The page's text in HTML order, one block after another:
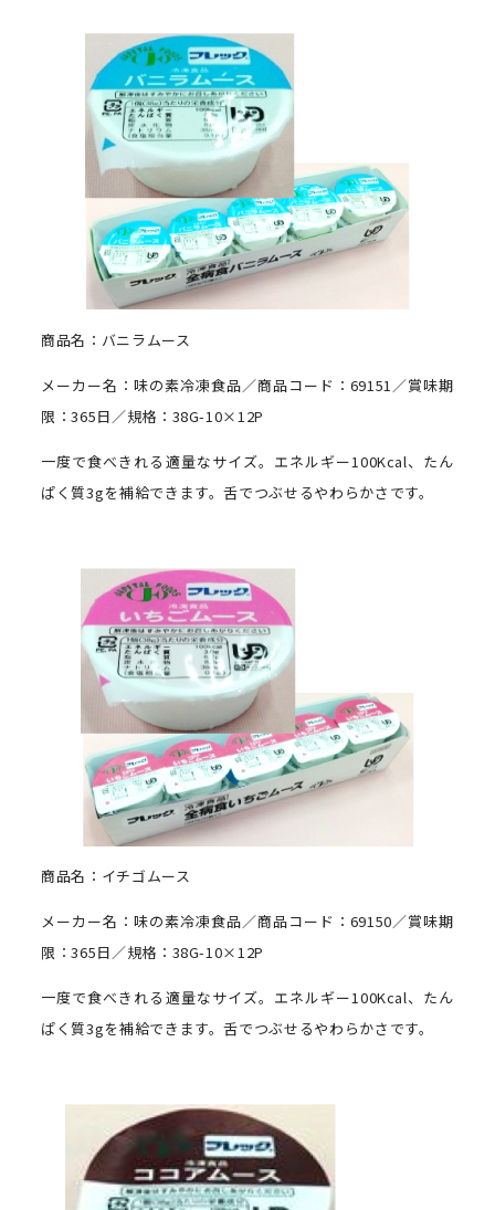
商品名：バニラムース
メーカー名：味の素冷凍食品／商品コード：69151／賞味期
限：365日／規格：38G-10×12P
一度で食べきれる適量なサイズ。エネルギー100Kcal、たん
ぱく質3gを補給できます。舌でつぶせるやわらかさです。
商品名：イチゴムース
メーカー名：味の素冷凍食品／商品コード：69150／賞味期
限：365日／規格：38G-10×12P
一度で食べきれる適量なサイズ。エネルギー100Kcal、たん
ぱく質3gを補給できます。舌でつぶせるやわらかさです。